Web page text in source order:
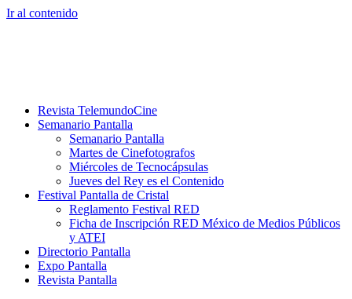
Ir al contenido
Revista TelemundoCine
Semanario Pantalla
Semanario Pantalla
Martes de Cinefotografos
Miércoles de Tecnocápsulas
Jueves del Rey es el Contenido
Festival Pantalla de Cristal
Reglamento Festival RED
Ficha de Inscripción RED México de Medios Públicos
y ATEI
Directorio Pantalla
Expo Pantalla
Revista Pantalla